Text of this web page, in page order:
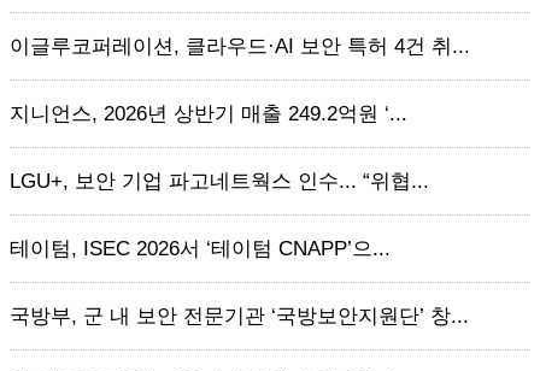
이글루코퍼레이션, 클라우드·AI 보안 특허 4건 취...
지니언스, 2026년 상반기 매출 249.2억원 ‘...
LGU+, 보안 기업 파고네트웍스 인수... “위협...
테이텀, ISEC 2026서 ‘테이텀 CNAPP’으...
국방부, 군 내 보안 전문기관 ‘국방보안지원단’ 창...